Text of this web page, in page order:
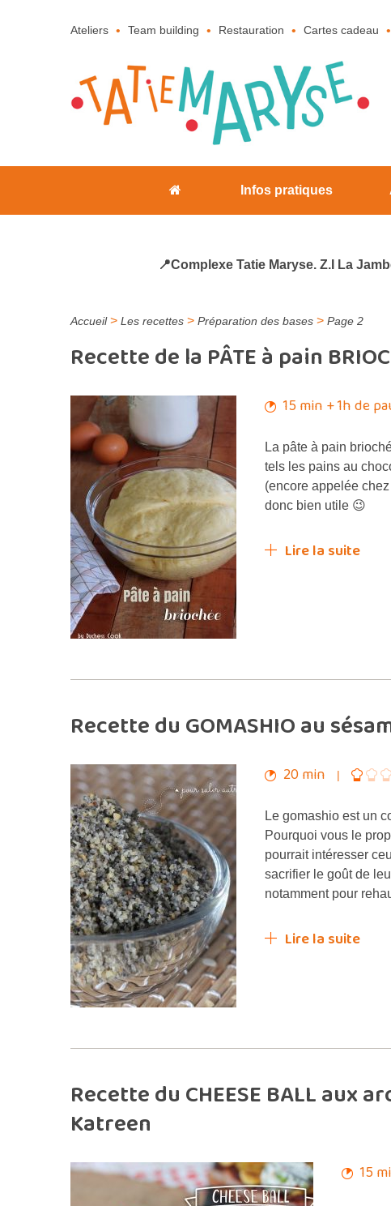
Ateliers Team building Restauration Cartes cadeau
Infos pratiques
📍Complexe Tatie Maryse. Z.I La
Accueil> Les recettes > Préparation des bases > Page 2
Recette de la PÂTE à pain
15 min + 1h de
La pâte à pain
tels les pains au
(encore appelée
donc bien utile 😉
Lire la suite
Recette du GOMASHIO au
20 min
Le gomashio est un
Pourquoi vous le
pourrait intéresser
sacrifier le goût de
notamment pour
Lire la suite
Recette du CHEESE BALL aux
Katreen
15